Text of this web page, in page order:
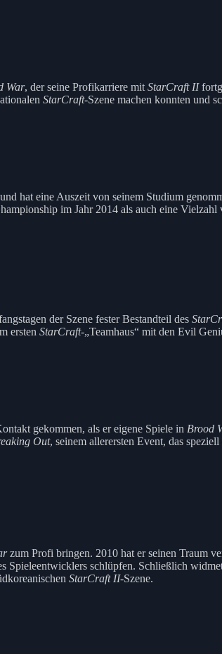
War, der seine Profikarriere mit StarCraft II
StarCraft-Szene machen konnten und
hat eine Auszeit von seinem Studium
im Jahr 2014 als auch eine
der Szene fester Bestandteil des
ersten StarCraft-„Teamhaus“ mit den Evil
gekommen, als er eigene Spiele in Brood
Out, seinem allerersten Event, das
zum Profi bringen. 2010 hat er seinen Traum
Spieleentwicklers schlüpfen. Schließlich
StarCraft II-Szene.